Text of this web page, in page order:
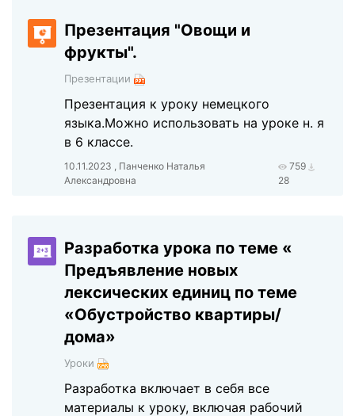
Презентация "Овощи и
фрукты".
Презентации
Презентация к уроку немецкого
языка.Можно использовать на уроке н. я
в 6 классе.
10.11.2023 , Панченко Наталья
Александровна
759
28
Разработка урока по теме «
Предъявление новых
лексических единиц по теме
«Обустройство квартиры/
дома»
Уроки
Разработка включает в себя все
материалы к уроку, включая рабочий